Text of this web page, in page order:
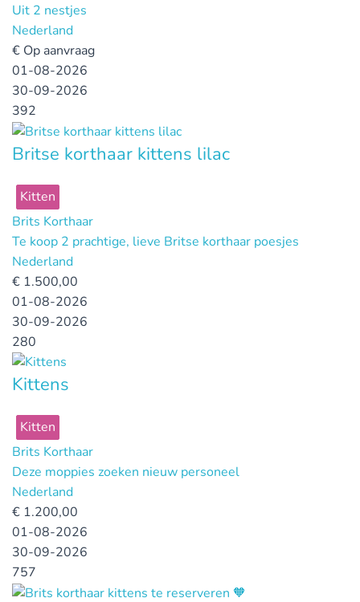
Uit 2 nestjes
Nederland
€ Op aanvraag
01-08-2026
30-09-2026
392
Britse korthaar kittens lilac
Kitten
Brits Korthaar
Te koop 2 prachtige, lieve Britse korthaar poesjes
Nederland
€ 1.500,00
01-08-2026
30-09-2026
280
Kittens
Kitten
Brits Korthaar
Deze moppies zoeken nieuw personeel
Nederland
€ 1.200,00
01-08-2026
30-09-2026
757